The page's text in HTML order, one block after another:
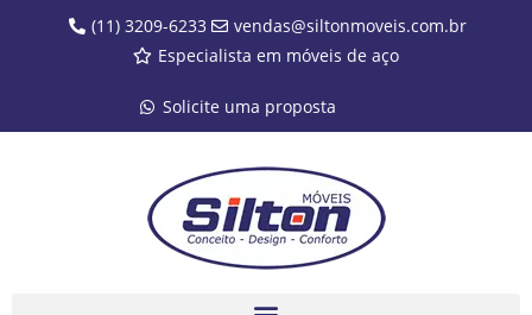
(11) 3209-6233
vendas@siltonmoveis.com.br
Especialista em móveis de aço
Solicite uma proposta